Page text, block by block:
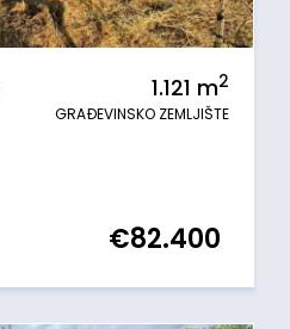
1.121 m2
GRAĐEVINSKO ZEMLJIŠTE
€82.400